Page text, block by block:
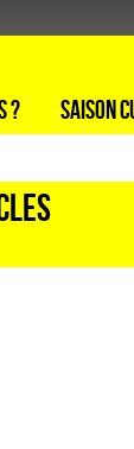
? Saison